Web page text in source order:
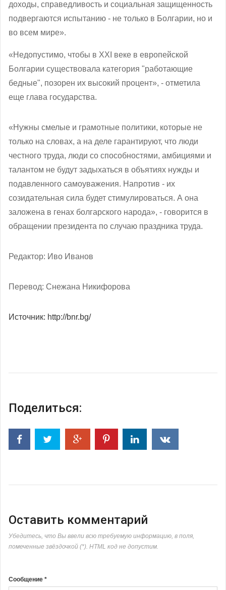
доходы, справедливость и социальная защищенность
подвергаются испытанию - не только в Болгарии, но и
во всем мире».
«Недопустимо, чтобы в XXI веке в европейской
Болгарии существовала категория "работающие
бедные", позорен их высокий процент», - отметила
еще глава государства.
«Нужны смелые и грамотные политики, которые не
только на словах, а на деле гарантируют, что люди
честного труда, люди со способностями, амбициями и
талантом не будут задыхаться в объятиях нужды и
подавленного самоуважения. Напротив - их
созидательная сила будет стимулироваться. А она
заложена в генах болгарского народа», - говорится в
обращении президента по случаю праздника труда.
Редактор: Иво Иванов
Перевод: Снежана Никифорова
Источник: http://bnr.bg/
Поделиться:
Оставить комментарий
Убедитесь, что Вы ввели всю требуемую информацию, в поля,
помеченные звёздочкой (*). HTML код не допустим.
Сообщение *